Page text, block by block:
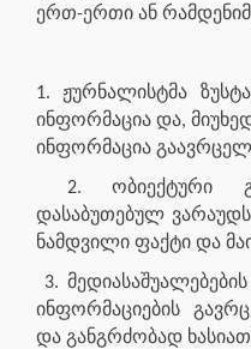
ერთ-ერთი ან
1. ჟურნალისტმა
ინფორმაცია და,
ინფორმაცია
2. ობიექტური
დასაბუთებულ
ნამდვილი ფაქტი და
3.
ინფორმაციების
და განგრძობად